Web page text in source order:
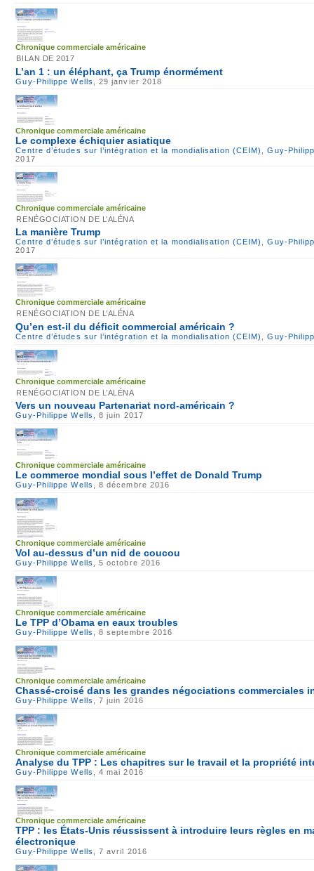
Chronique commerciale américaine
BILAN DE 2017
L’an 1 : un éléphant, ça Trump énormément
Guy-Philippe Wells , 29 janvier 2018
Chronique commerciale américaine
Le complexe échiquier asiatique
Centre d’études sur l’intégration et la mondialisation (CEIM) ,Guy-
2017
Chronique commerciale américaine
RENÉGOCIATION DE L’ALÉNA
La manière Trump
Centre d’études sur l’intégration et la mondialisation (CEIM) ,Guy-
2017
Chronique commerciale américaine
RENÉGOCIATION DE L’ALÉNA
Qu’en est-il du déficit commercial américain ?
Centre d’études sur l’intégration et la mondialisation (CEIM) ,Guy-
Chronique commerciale américaine
RENÉGOCIATION DE L’ALÉNA
Vers un nouveau Partenariat nord-américain ?
Guy-Philippe Wells , 8 juin 2017
Chronique commerciale américaine
Le commerce mondial sous l’effet de Donald Trump
Guy-Philippe Wells , 8 décembre 2016
Chronique commerciale américaine
Vol au-dessus d’un nid de coucou
Guy-Philippe Wells , 5 octobre 2016
Chronique commerciale américaine
Le TPP d’Obama en eaux troubles
Guy-Philippe Wells , 8 septembre 2016
Chronique commerciale américaine
Chassé-croisé dans les grandes négociations commerciales
Guy-Philippe Wells , 7 juin 2016
Chronique commerciale américaine
Analyse du TPP : Les chapitres sur le travail et la propriété
Guy-Philippe Wells , 4 mai 2016
Chronique commerciale américaine
TPP : les États-Unis réussissent à introduire leurs règles en
électronique
Guy-Philippe Wells , 7 avril 2016